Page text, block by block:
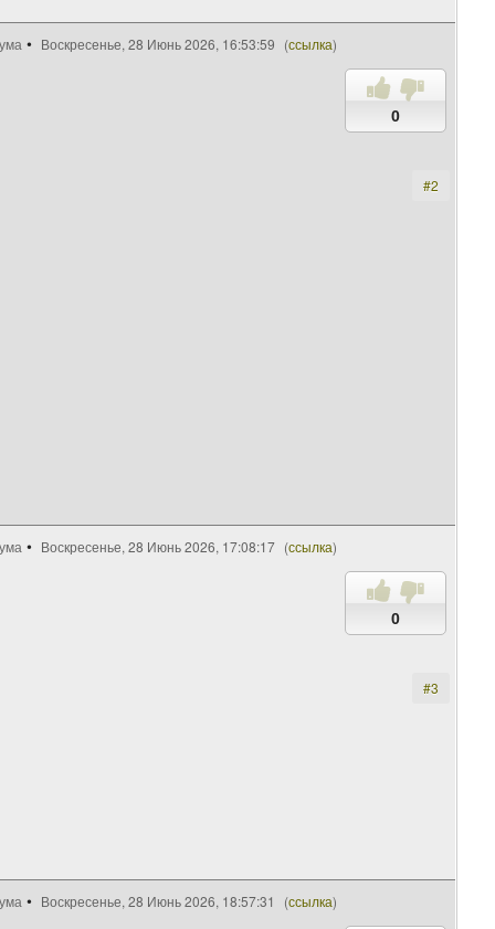
Воскресенье, 28 Июнь 2026, 16:53:59 (ссылка)
0
#2
Воскресенье, 28 Июнь 2026, 17:08:17 (ссылка)
0
#3
Воскресенье, 28 Июнь 2026, 18:57:31 (ссылка)